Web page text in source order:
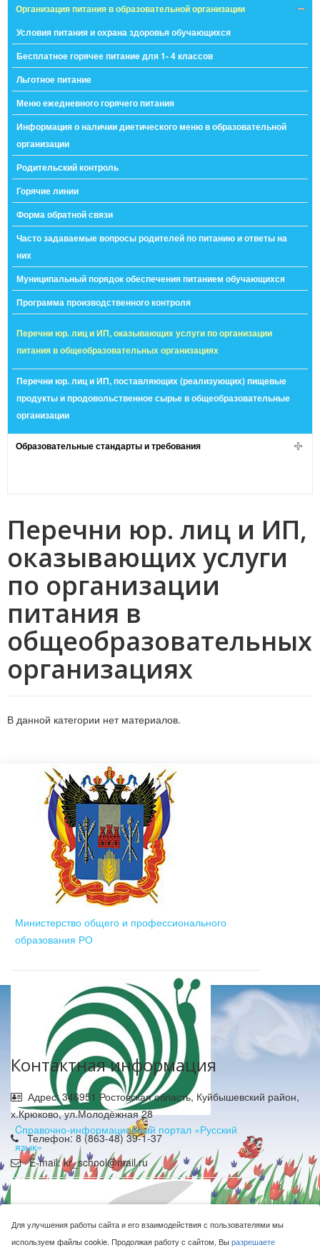
Организация питания в образовательной организации
Условия питания и охрана здоровья обучающихся
Бесплатное горячее питание для 1- 4 классов
Льготное питание
Меню ежедневного горячего питания
Информация о наличии диетического меню в образовательной
организации
Родительский контроль
Горячие линии
Форма обратной связи
Часто задаваемые вопросы родителей по питанию и ответы на
них
Муниципальный порядок обеспечения питанием обучающихся
Программа производственного контроля
Перечни юр. лиц и ИП, оказывающих услуги по организации
питания в общеобразовательных организациях
Перечни юр. лиц и ИП, поставляющих (реализующих) пищевые
продукты и продовольственное сырье в общеобразовательные
организации
Образовательные стандарты и требования
Перечни юр. лиц и ИП,
оказывающих услуги
по организации
питания в
общеобразовательных
организациях
В данной категории нет материалов.
Министерство общего и профессионального
образования РО
Cправочно-информационный портал «Русский
язык»
Контактная информация
Адрес: 346951 Ростовская область, Куйбышевский район,
х.Крюково, ул.Молодёжная 28
Телефон: 8 (863-48) 39-1-37
E-mail: kr_school@mail.ru
Для улучшения работы сайта и его взаимодействия с пользователями мы
используем файлы cookie. Продолжая работу с сайтом, Выразрешаете